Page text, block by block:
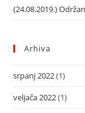
(24.08.2019.)
Arhiva
srpanj 2022(1)
veljača 2022(1)